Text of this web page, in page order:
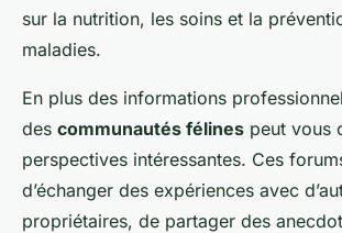
sur la nutrition, les soins et la
maladies.
En plus des informations
des communautés félines peut vous
perspectives intéressantes. Ces
d’échanger des expériences avec
propriétaires, de partager des